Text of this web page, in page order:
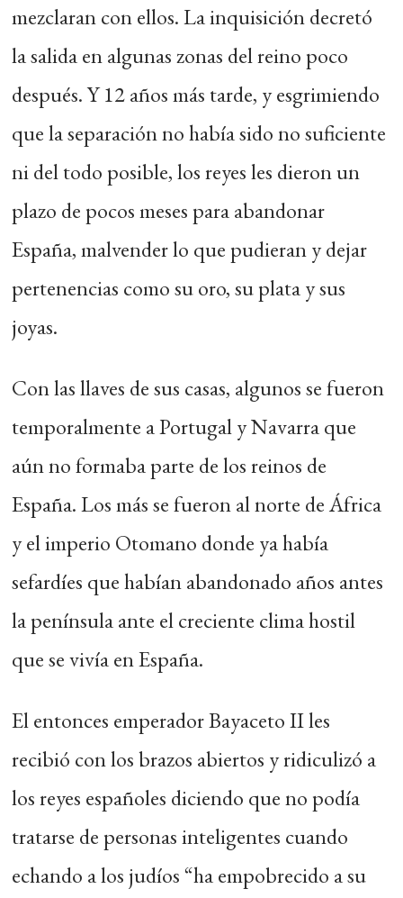
mezclaran con ellos. La inquisición decretó
la salida en algunas zonas del reino poco
después. Y 12 años más tarde, y esgrimiendo
que la separación no había sido no suficiente
ni del todo posible, los reyes les dieron un
plazo de pocos meses para abandonar
España, malvender lo que pudieran y dejar
pertenencias como su oro, su plata y sus
joyas.
Con las llaves de sus casas, algunos se fueron
temporalmente a Portugal y Navarra que
aún no formaba parte de los reinos de
España. Los más se fueron al norte de África
y el imperio Otomano donde ya había
sefardíes que habían abandonado años antes
la península ante el creciente clima hostil
que se vivía en España.
El entonces emperador Bayaceto II les
recibió con los brazos abiertos y ridiculizó a
los reyes españoles diciendo que no podía
tratarse de personas inteligentes cuando
echando a los judíos “ha empobrecido a su